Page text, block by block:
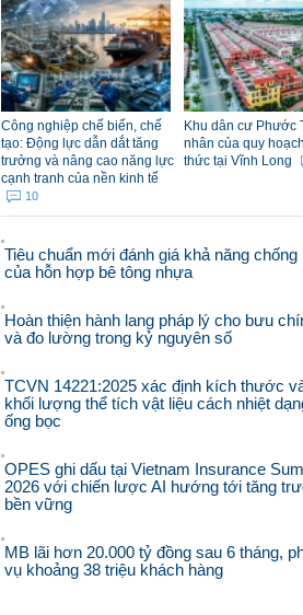
Công nghiệp chế biến, chế
tạo: Động lực dẫn dắt tăng
trưởng và nâng cao năng lực
cạnh tranh của nền kinh tế
10
Khu dân cư Phước
nhân của quy
thức tại Vĩnh Long
Tiêu chuẩn mới đánh giá khả năng chống
của hỗn hợp bê tông nhựa
Hoàn thiện hành lang pháp lý cho bưu
và đo lường trong kỷ nguyên số
TCVN 14221:2025 xác định kích thước
khối lượng thể tích vật liệu cách nhiệt
ống bọc
OPES ghi dấu tại Vietnam Insurance
2026 với chiến lược AI hướng tới tăng
bền vững
MB lãi hơn 20.000 tỷ đồng sau 6 tháng,
vụ khoảng 38 triệu khách hàng